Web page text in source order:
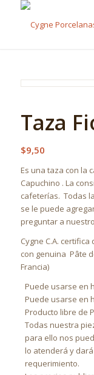
Taza
$9,50
Es una taza con la
Capuchino . La
cafeterías. Todas
se le puede
preguntar a
Cygne C.A.
con genuina Pâte
Francia)
Puede usarse en
Puede usarse en
Producto libre de
Todas nuestra
para ello nos
lo atenderá y
requerimiento.